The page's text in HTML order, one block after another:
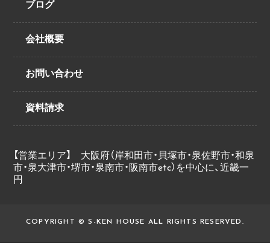
ブログ
会社概要
お問い合わせ
資料請求
【営業エリア】 大阪府（岸和田市・貝塚市・泉佐野市・和泉
市・泉大津市・堺市・泉南市・阪南市etc）を中心に、近畿一
円
COPYRIGHT © S-KEN HOUSE ALL RIGHTS RESERVED.